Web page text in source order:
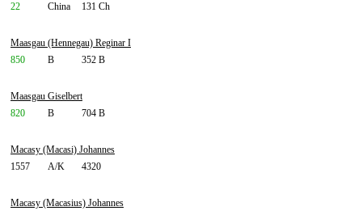
22
China 131 Ch
Maasgau (Hennegau) Reginar I
850
B 352 B
Maasgau Giselbert
820
B 704 B
Macasy (Macasi) Johannes
1557
A/K 4320
Macasy (Macasius) Johannes